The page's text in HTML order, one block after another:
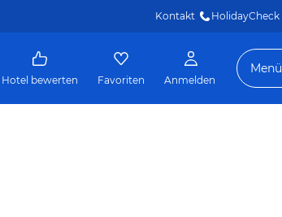
Kontakt HolidayCheck
Hotel bewerten Favoriten Anmelden
Menü